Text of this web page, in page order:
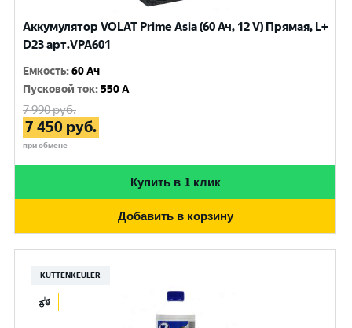
Аккумулятор VOLAT Prime Asia (60 Ач, 12 V) Прямая, L+
D23 арт.VPA601
Емкость:60 Ач
Пусковой ток:550 A
7 990руб.
7 450 руб.
при обмене
Купить в 1 клик
Добавить в корзину
KUTTENKEULER